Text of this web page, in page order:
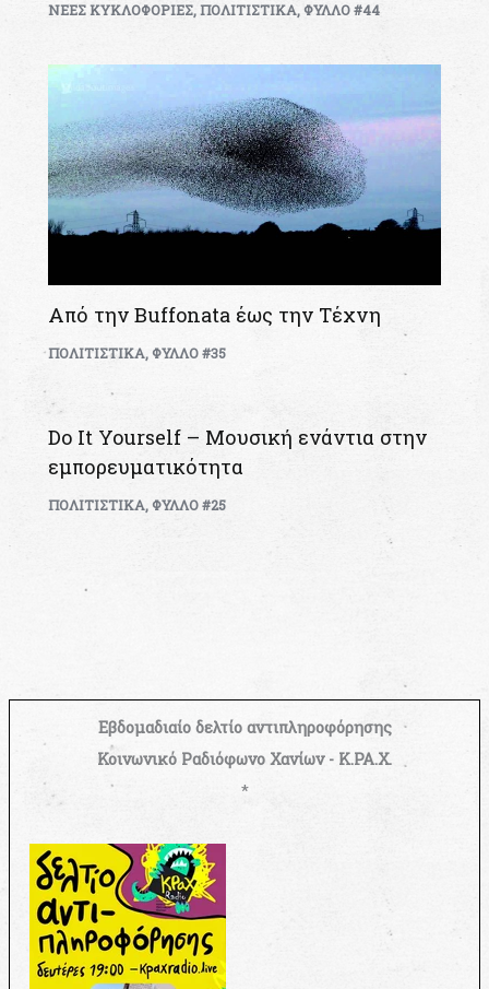
ΝΕΕΣ ΚΥΚΛΟΦΟΡΙΕΣ,ΠΟΛΙΤΙΣΤΙΚΑ,ΦΥΛΛΟ #44
Από την Buffonata έως την Τέχνη
ΠΟΛΙΤΙΣΤΙΚΑ, ΦΥΛΛΟ #35
Do It Yourself – Μουσική ενάντια στην
εμπορευματικότητα
ΠΟΛΙΤΙΣΤΙΚΑ,ΦΥΛΛΟ #25
Εβδομαδιαίο δελτίο αντιπληροφόρησης
Κοινωνικό Ραδιόφωνο Χανίων - Κ.ΡΑ.Χ.
*